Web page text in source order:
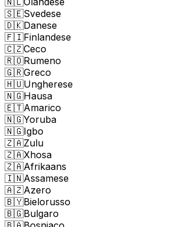
🇸🇪Svedese
🇩🇰Danese
🇫🇮Finlandese
🇨🇿Ceco
🇷🇴Rumeno
🇬🇷Greco
🇭🇺Ungherese
🇳🇬Hausa
🇪🇹Amarico
🇳🇬Yoruba
🇳🇬Igbo
🇿🇦Zulu
🇿🇦Xhosa
🇿🇦Afrikaans
🇮🇳Assamese
🇦🇿Azero
🇧🇾Bielorusso
🇧🇬Bulgaro